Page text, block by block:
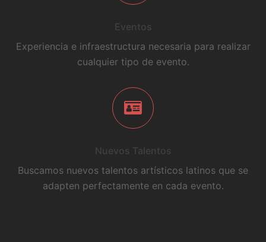
Eventos
Experiencia e infraestructura necesaria para realizar
cualquier tipo de evento.
Nuevos Talentos
Buscamos nuevos talentos artísticos latinos que se
adapten perfectamente en cada evento.